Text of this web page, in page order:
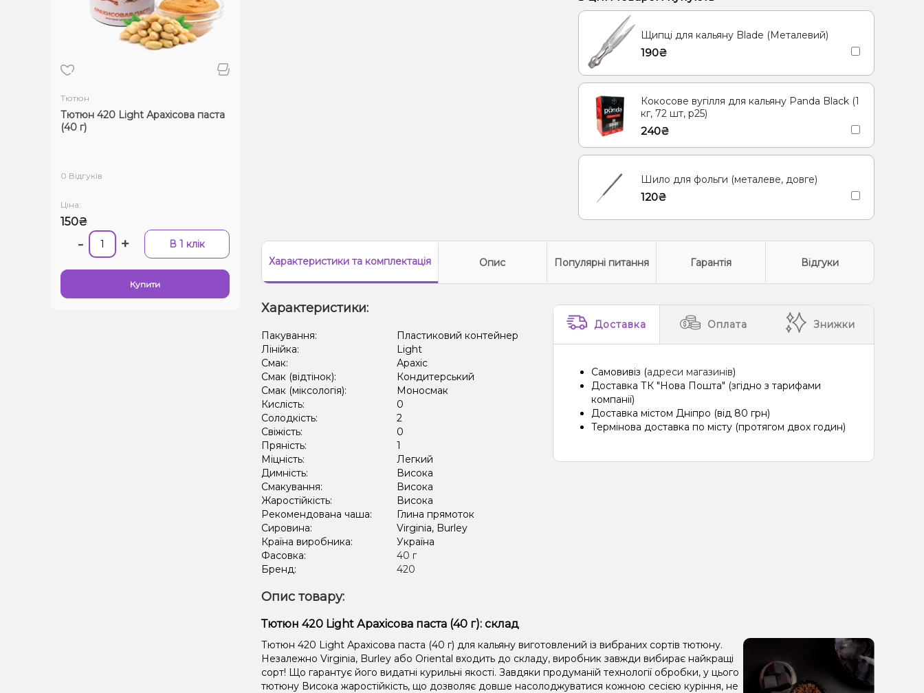
Тютюн
Тютюн 420 Light Арахісова паста
(40 г)
0 Відгуків
Ціна:
150₴
- + В 1 клік
Купити
Диня, Полуниця, Манго, М’ята, Чорниця/Лохина
Ментол/Евкаліпт
Лід/Холодок, Лимон, Малина
Груша/Дюшес, Лід/Холодок
Кавун, Лимон
Апельсин, Манго
Морозиво, Ягоди
Лід/Холодок, Ягоди
Базилік, Полуниця
Грейпфрут, Малина
Щипці для кальяну Blade (Металевий)
190₴
Кокосове вугілля для кальяну Panda Black (1
кг, 72 шт, р25)
240₴
Шило для фольги (металеве, довге)
120₴
Характеристикита комплектація Опис Популярні питання Гарантія Відгуки
Характеристики:
Пакування:
Пластиковий контейнер
Лінійка:
Light
Смак:
Арахіс
Смак (відтінок):
Кондитерський
Смак (міксологія):
Моносмак
Кислість:
0
Солодкість:
2
Свіжість:
0
Пряність:
1
Міцність:
Легкий
Димність:
Висока
Смакування:
Висока
Жаростійкість:
Висока
Рекомендована чаша:
Глина прямоток
Сировина:
Virginia, Burley
Країна виробника:
Україна
Фасовка:
40 г
Бренд:
420
Доставка Оплата Знижки
Самовивіз (адреси магазинів)
Доставка ТК "Нова Пошта" (згідно з тарифами
компанії)
Доставка містом Дніпро (від 80 грн)
Термінова доставка по місту (протягом двох годин)
Опис товару:
Тютюн 420 Light Арахісова паста (40 г): склад
Тютюн 420 Light Арахісова паста (40 г) для кальяну виготовлений із вибраних сортів тютюну.
Незалежно Virginia, Burley або Oriental входить до складу, виробник завжди вибирає найкращі
сорт! Що гарантує його видатні курильні якості. Завдяки продуманій технології обробки, у цього
тютюну Висока жаростійкість, що дозволяє довше насолоджуватися кожною сесією куріння, не